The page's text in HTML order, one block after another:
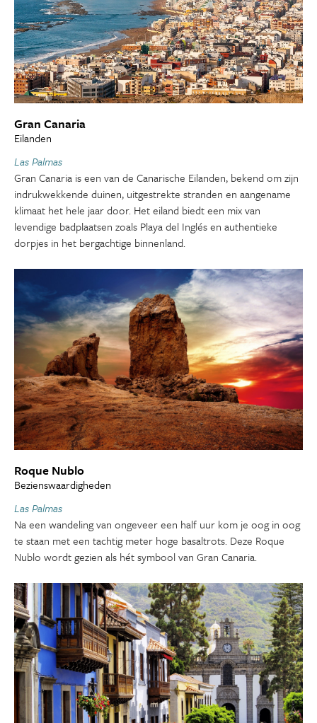
Gran Canaria
Eilanden
Las Palmas
Gran Canaria is een van de Canarische Eilanden, bekend om zijn
indrukwekkende duinen, uitgestrekte stranden en aangename
klimaat het hele jaar door. Het eiland biedt een mix van
levendige badplaatsen zoals Playa del Inglés en authentieke
dorpjes in het bergachtige binnenland.
Roque Nublo
Bezienswaardigheden
Las Palmas
Na een wandeling van ongeveer een half uur kom je oog in oog
te staan met een tachtig meter hoge basaltrots. Deze Roque
Nublo wordt gezien als hét symbool van Gran Canaria.